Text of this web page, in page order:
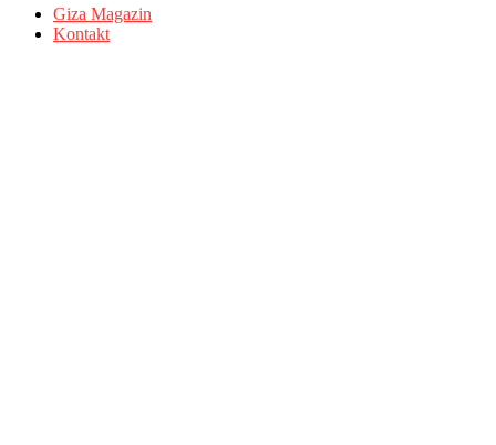
Giza Magazin
Kontakt